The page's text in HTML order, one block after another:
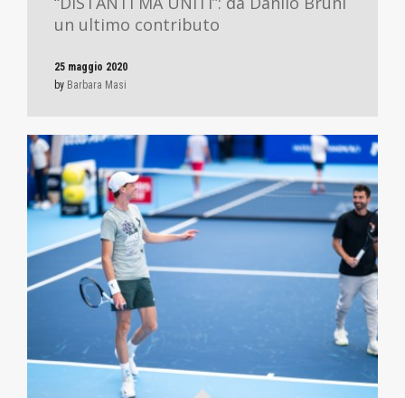
un ultimo contributo
25 maggio 2020
by Barbara Masi